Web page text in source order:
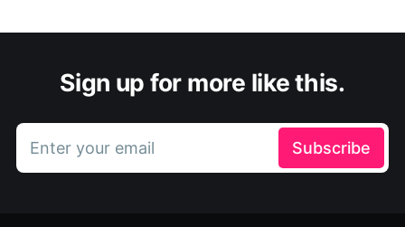
Sign up for more like this.
Enter your email Subscribe